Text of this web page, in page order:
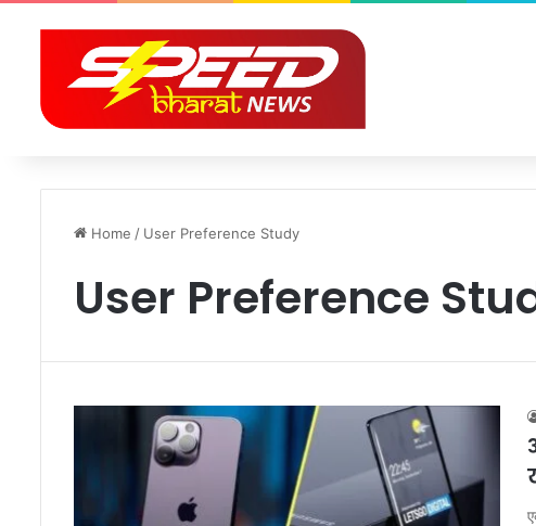
Home / User Preference Study
User Preference